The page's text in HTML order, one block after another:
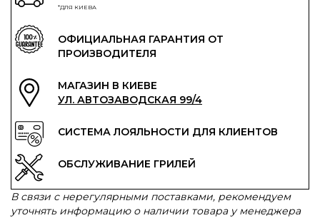
*ДЛЯ КИЕВА
ОФИЦИАЛЬНАЯ ГАРАНТИЯ ОТ
ПРОИЗВОДИТЕЛЯ
МАГАЗИН В КИЕВЕ
УЛ. АВТОЗАВОДСКАЯ 99/4
СИСТЕМА ЛОЯЛЬНОСТИ ДЛЯ КЛИЕНТОВ
ОБСЛУЖИВАНИЕ ГРИЛЕЙ
В связи с нерегулярными поставками, рекомендуем
уточнять информацию о наличии товара у менеджера